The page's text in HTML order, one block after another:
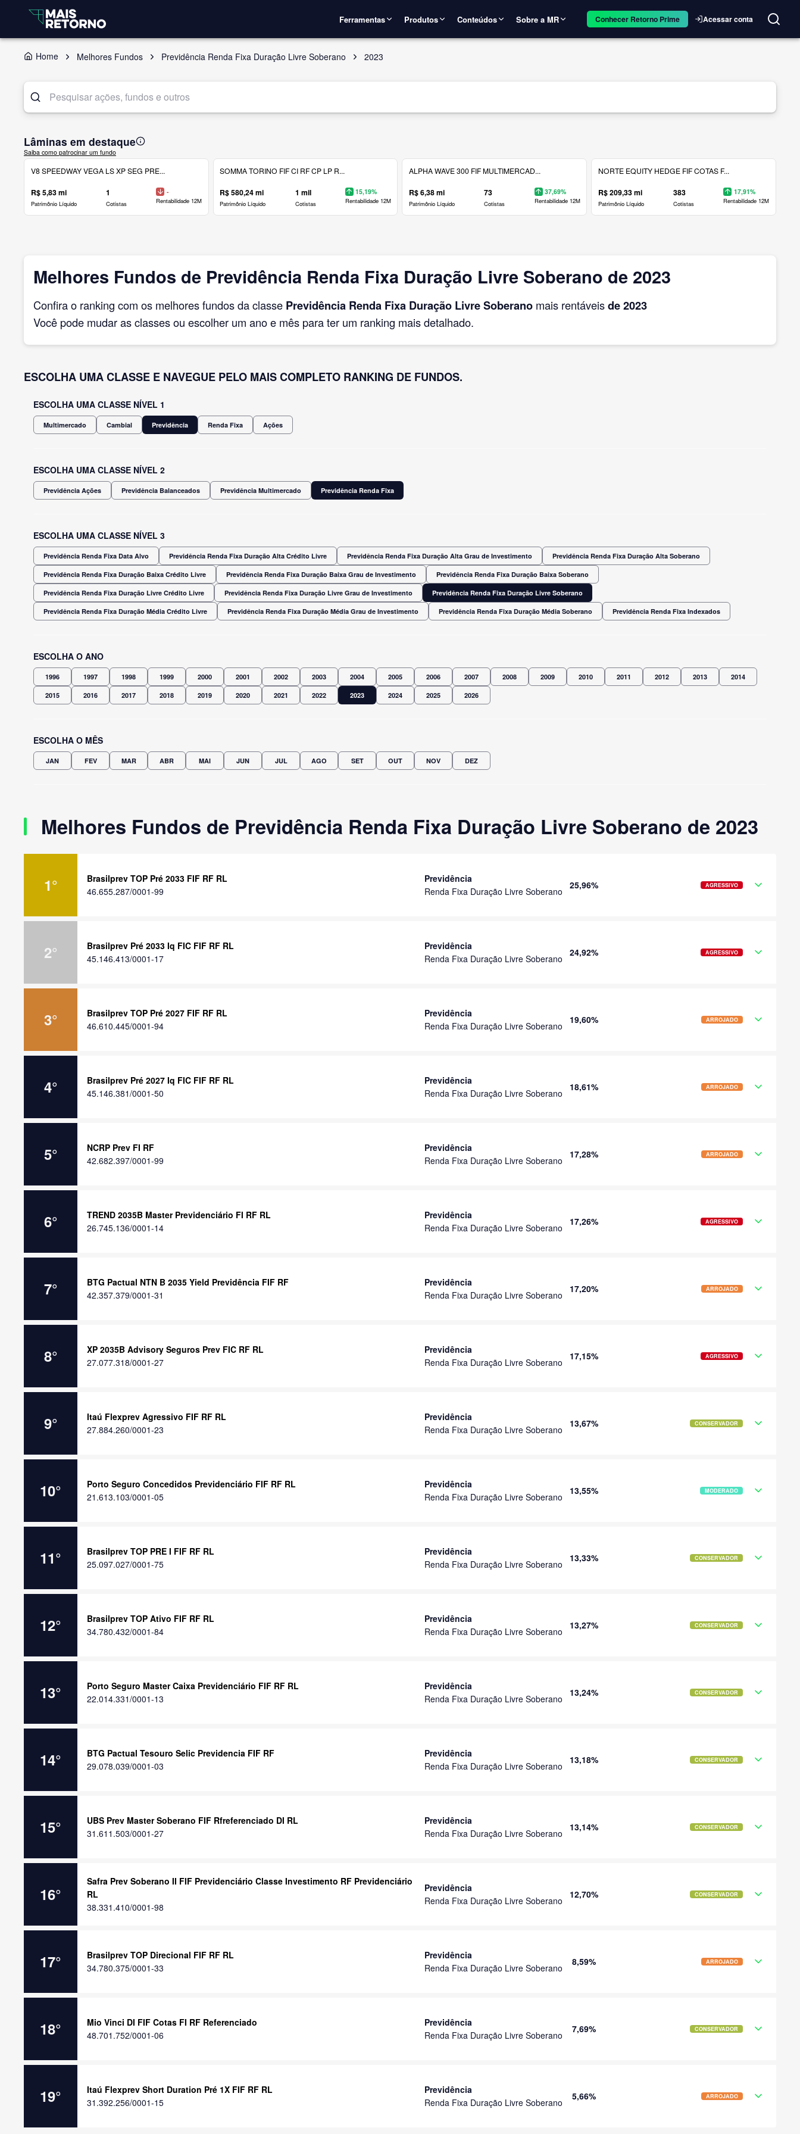
Ferramentas Produtos Conteúdos Sobre a MR Conhecer Retorno Prime Acessar conta
Home Melhores Fundos Previdência Renda Fixa Duração Livre Soberano 2023
Lâminas em destaque
Saiba como patrocinar um fundo
V8 SPEEDWAY VEGA LS XP SEG PRE...
R$ 5,83 mi
Patrimônio Líquido
1
Cotistas
-
Rentabilidade 12M
SOMMA TORINO FIF CI RF CP LP R...
R$ 580,24 mi
Patrimônio Líquido
1 mil
Cotistas
15,19%
Rentabilidade 12M
ALPHA WAVE 300 FIF MULTIMERCAD...
R$ 6,38 mi
Patrimônio Líquido
73
Cotistas
37,69%
Rentabilidade 12M
NORTE EQUITY HEDGE FIF COTAS F...
R$ 209,33 mi
Patrimônio Líquido
383
Cotistas
17,91%
Rentabilidade 12M
Melhores Fundos de Previdência Renda Fixa Duração Livre Soberano de 2023
Confira o ranking com os melhores fundos da classe Previdência Renda Fixa Duração Livre Soberano mais rentáveisde 2023
Você pode mudar as classes ou escolher um ano e mês para ter um ranking mais detalhado.
ESCOLHA UMA CLASSE E NAVEGUE PELO MAIS COMPLETO RANKING DE FUNDOS.
ESCOLHA UMA CLASSE NÍVEL 1
Multimercado Cambial Previdência Renda Fixa Ações
ESCOLHA UMA CLASSE NÍVEL 2
Previdência Ações Previdência Balanceados Previdência Multimercado Previdência Renda Fixa
ESCOLHA UMA CLASSE NÍVEL 3
Previdência Renda Fixa Data Alvo Previdência Renda Fixa Duração Alta Crédito Livre Previdência Renda Fixa Duração Alta Grau de Investimento Previdência Renda Fixa Duração Alta Soberano
Previdência Renda Fixa Duração Baixa Crédito Livre Previdência Renda Fixa Duração Baixa Grau de Investimento Previdência Renda Fixa Duração Baixa Soberano
Previdência Renda Fixa Duração Livre Crédito Livre Previdência Renda Fixa Duração Livre Grau de Investimento Previdência Renda Fixa Duração Livre Soberano
Previdência Renda Fixa Duração Média Crédito Livre Previdência Renda Fixa Duração Média Grau de Investimento Previdência Renda Fixa Duração Média Soberano Previdência Renda Fixa Indexados
ESCOLHA O ANO
1996 1997 1998 1999 2000 2001 2002 2003 2004 2005 2006 2007 2008 2009 2010 2011 2012 2013 2014
2015 2016 2017 2018 2019 2020 2021 2022 2023 2024 2025 2026
ESCOLHA O MÊS
JAN FEV MAR ABR MAI JUN JUL AGO SET OUT NOV DEZ
Melhores Fundos de Previdência Renda Fixa Duração Livre Soberano de 2023
1°
Brasilprev TOP Pré 2033 FIF RF RL
46.655.287/0001-99
Previdência
Renda Fixa Duração Livre Soberano
25,96% AGRESSIVO
2°
Brasilprev Pré 2033 Iq FIC FIF RF RL
45.146.413/0001-17
Previdência
Renda Fixa Duração Livre Soberano
24,92% AGRESSIVO
3°
Brasilprev TOP Pré 2027 FIF RF RL
46.610.445/0001-94
Previdência
Renda Fixa Duração Livre Soberano
19,60% ARROJADO
4°
Brasilprev Pré 2027 Iq FIC FIF RF RL
45.146.381/0001-50
Previdência
Renda Fixa Duração Livre Soberano
18,61% ARROJADO
5°
NCRP Prev FI RF
42.682.397/0001-99
Previdência
Renda Fixa Duração Livre Soberano
17,28% ARROJADO
6°
TREND 2035B Master Previdenciário FI RF RL
26.745.136/0001-14
Previdência
Renda Fixa Duração Livre Soberano
17,26% AGRESSIVO
7°
BTG Pactual NTN B 2035 Yield Previdência FIF RF
42.357.379/0001-31
Previdência
Renda Fixa Duração Livre Soberano
17,20% ARROJADO
8°
XP 2035B Advisory Seguros Prev FIC RF RL
27.077.318/0001-27
Previdência
Renda Fixa Duração Livre Soberano
17,15% AGRESSIVO
9°
Itaú Flexprev Agressivo FIF RF RL
27.884.260/0001-23
Previdência
Renda Fixa Duração Livre Soberano
13,67% CONSERVADOR
10°
Porto Seguro Concedidos Previdenciário FIF RF RL
21.613.103/0001-05
Previdência
Renda Fixa Duração Livre Soberano
13,55% MODERADO
11°
Brasilprev TOP PRE I FIF RF RL
25.097.027/0001-75
Previdência
Renda Fixa Duração Livre Soberano
13,33% CONSERVADOR
12°
Brasilprev TOP Ativo FIF RF RL
34.780.432/0001-84
Previdência
Renda Fixa Duração Livre Soberano
13,27% CONSERVADOR
13°
Porto Seguro Master Caixa Previdenciário FIF RF RL
22.014.331/0001-13
Previdência
Renda Fixa Duração Livre Soberano
13,24% CONSERVADOR
14°
BTG Pactual Tesouro Selic Previdencia FIF RF
29.078.039/0001-03
Previdência
Renda Fixa Duração Livre Soberano
13,18% CONSERVADOR
15°
UBS Prev Master Soberano FIF Rfreferenciado DI RL
31.611.503/0001-27
Previdência
Renda Fixa Duração Livre Soberano
13,14% CONSERVADOR
16°
Safra Prev Soberano II FIF Previdenciário Classe Investimento RF Previdenciário
RL
38.331.410/0001-98
Previdência
Renda Fixa Duração Livre Soberano
12,70% CONSERVADOR
17°
Brasilprev TOP Direcional FIF RF RL
34.780.375/0001-33
Previdência
Renda Fixa Duração Livre Soberano
8,59% ARROJADO
18°
Mio Vinci DI FIF Cotas FI RF Referenciado
48.701.752/0001-06
Previdência
Renda Fixa Duração Livre Soberano
7,69% CONSERVADOR
19°
Itaú Flexprev Short Duration Pré 1X FIF RF RL
31.392.256/0001-15
Previdência
Renda Fixa Duração Livre Soberano
5,66% ARROJADO